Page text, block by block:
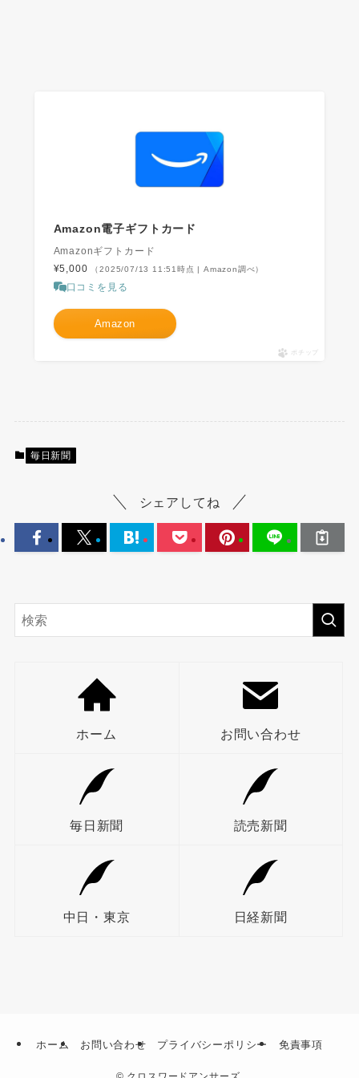
Amazon電子ギフトカード
Amazonギフトカード
¥5,000
（2025/07/13 11:51時点 | Amazon調べ）
口コミを見る
Amazon
ポチップ
毎日新聞
シェアしてね
ホーム お問い合わせ
毎日新聞 読売新聞
中日・東京 日経新聞
ホーム お問い合わせ プライバシーポリシー 免責事項